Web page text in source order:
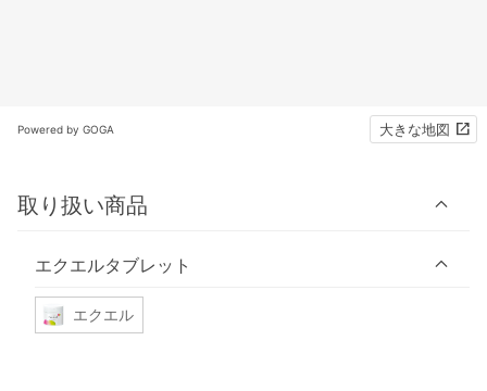
Powered by GOGA 大きな地図
取り扱い商品
エクエルタブレット
エクエル